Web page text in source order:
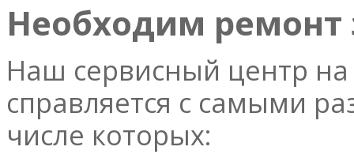
Необходим ремонт
Наш сервисный центр
справляется с самыми
числе которых: